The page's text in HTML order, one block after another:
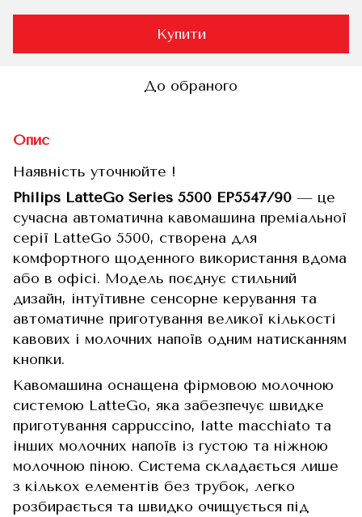
Купити
До обраного
Опис
Наявність уточнюйте !
Philips LatteGo Series 5500 EP5547/90 — це
сучасна автоматична кавомашина преміальної
серії LatteGo 5500, створена для
комфортного щоденного використання вдома
або в офісі. Модель поєднує стильний
дизайн, інтуїтивне сенсорне керування та
автоматичне приготування великої кількості
кавових і молочних напоїв одним натисканням
кнопки.
Кавомашина оснащена фірмовою молочною
системою LatteGo, яка забезпечує швидке
приготування cappuccino, latte macchiato та
інших молочних напоїв із густою та ніжною
молочною піною. Система складається лише
з кількох елементів без трубок, легко
розбирається та швидко очищується під